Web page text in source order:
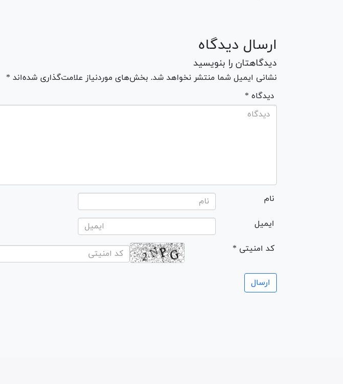
ارسال دیدگاه
دیدگاهتان را بنویسید
نشانی ایمیل شما منتشر نخواهد شد. بخش‌های موردنیاز علامت‌گذاری شده‌اند *
* دیدگاه
نام
ایمیل
* کد امنیتی